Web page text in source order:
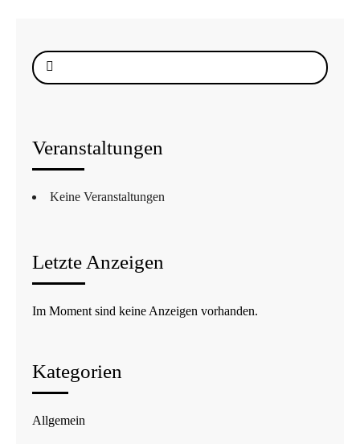
Suche
nach:
Veranstaltungen
Keine Veranstaltungen
Letzte Anzeigen
Im Moment sind keine Anzeigen vorhanden.
Kategorien
Allgemein